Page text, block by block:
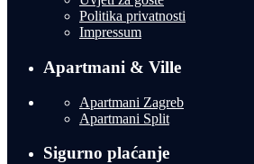
Politika privatnosti
Impressum
Apartmani & Ville
Apartmani Zagreb
Apartmani Split
Sigurno plaćanje